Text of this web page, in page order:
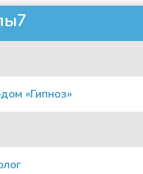
«Гипноз»